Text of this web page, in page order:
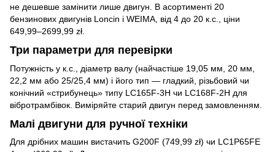
не дешевше замінити лише двигун. В асортименті 20
бензинових двигунів Loncin і WEIMA, від 4 до 20 к.с., ціни
649,99–2699,99 zł.
Три параметри для перевірки
Потужність у к.с., діаметр валу (найчастіше 19,05 мм, 20 мм,
22,2 мм або 25/25,4 мм) і його тип — гладкий, різьбовий чи
конічний «стрибунець» типу LC165F-3H чи LC168F-2H для
вібротрамбівок. Виміряйте старий двигун перед замовленням.
Малі двигуни для ручної техніки
Для дрібних машин вистачить G200F (749,99 zł) чи LC1P65FE